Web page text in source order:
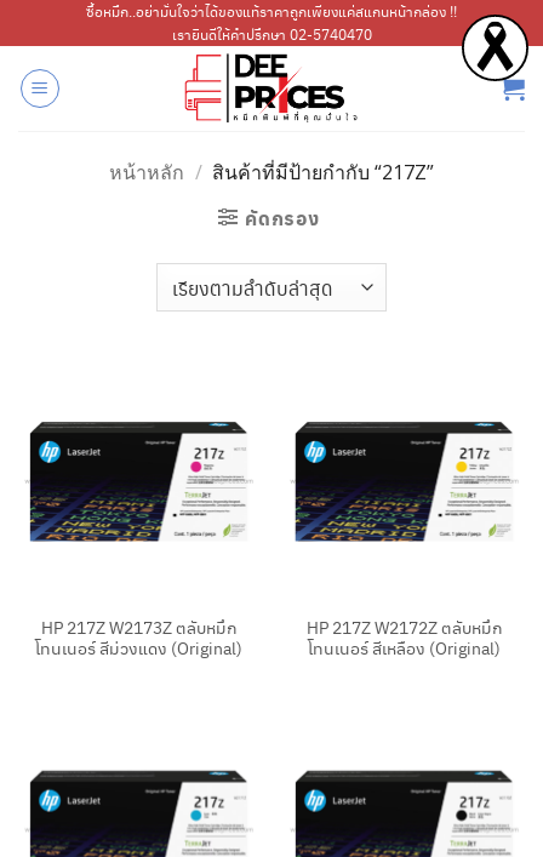
ไป
เนื้อหา
ซื้อหมึก..อย่ามั่นใจว่าได้ของแท้ราคาถูกเพียงแค่สแกนหน้ากล่อง !!
เรายินดีให้คำปรึกษา 02-5740470
หน้าหลัก / สินค้าที่มีป้ายกำกับ “217Z”
คัดกรอง
HP 217Z W2173Z ตลับหมึก
โทนเนอร์ สีม่วงแดง (Original)
HP 217Z W2172Z ตลับหมึก
โทนเนอร์ สีเหลือง (Original)